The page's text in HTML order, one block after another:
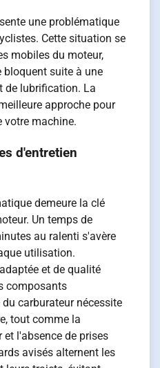
une problématique
Cette situation se
mobiles du moteur,
bloquent suite à une
de lubrification. La
approche pour
votre machine.
d'entretien
demeure la clé
Un temps de
au ralenti s'avère
utilisation.
et de qualité
composants
carburateur nécessite
tout comme la
l'absence de prises
avisés alternent les